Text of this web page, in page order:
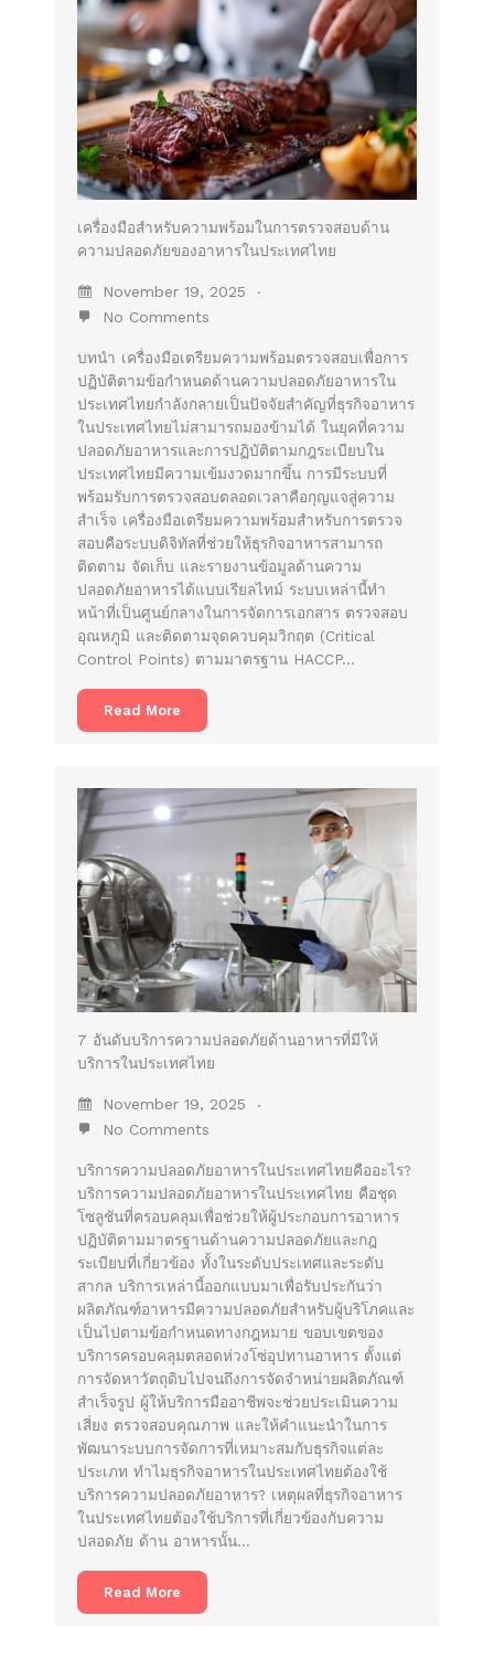
เครื่องมือสำหรับความพร้อมในการตรวจสอบด้าน
ความปลอดภัยของอาหารในประเทศไทย
November 19, 2025
No Comments
บทนำ เครื่องมือเตรียมความพร้อมตรวจสอบเพื่อการ
ปฏิบัติตามข้อกำหนดด้านความปลอดภัยอาหารใน
ประเทศไทยกำลังกลายเป็นปัจจัยสำคัญที่ธุรกิจอาหาร
ในประเทศไทยไม่สามารถมองข้ามได้ ในยุคที่ความ
ปลอดภัยอาหารและการปฏิบัติตามกฎระเบียบใน
ประเทศไทยมีความเข้มงวดมากขึ้น การมีระบบที่
พร้อมรับการตรวจสอบตลอดเวลาคือกุญแจสู่ความ
สำเร็จ เครื่องมือเตรียมความพร้อมสำหรับการตรวจ
สอบคือระบบดิจิทัลที่ช่วยให้ธุรกิจอาหารสามารถ
ติดตาม จัดเก็บ และรายงานข้อมูลด้านความ
ปลอดภัยอาหารได้แบบเรียลไทม์ ระบบเหล่านี้ทำ
หน้าที่เป็นศูนย์กลางในการจัดการเอกสาร ตรวจสอบ
อุณหภูมิ และติดตามจุดควบคุมวิกฤต (Critical
Control Points) ตามมาตรฐาน HACCP…
Read More
7 อันดับบริการความปลอดภัยด้านอาหารที่มีให้
บริการในประเทศไทย
November 19, 2025
No Comments
บริการความปลอดภัยอาหารในประเทศไทยคืออะไร?
บริการความปลอดภัยอาหารในประเทศไทย คือชุด
โซลูชันที่ครอบคลุมเพื่อช่วยให้ผู้ประกอบการอาหาร
ปฏิบัติตามมาตรฐานด้านความปลอดภัยและกฎ
ระเบียบที่เกี่ยวข้อง ทั้งในระดับประเทศและระดับ
สากล บริการเหล่านี้ออกแบบมาเพื่อรับประกันว่า
ผลิตภัณฑ์อาหารมีความปลอดภัยสำหรับผู้บริโภคและ
เป็นไปตามข้อกำหนดทางกฎหมาย ขอบเขตของ
บริการครอบคลุมตลอดห่วงโซ่อุปทานอาหาร ตั้งแต่
การจัดหาวัตถุดิบไปจนถึงการจัดจำหน่ายผลิตภัณฑ์
สำเร็จรูป ผู้ให้บริการมืออาชีพจะช่วยประเมินความ
เสี่ยง ตรวจสอบคุณภาพ และให้คำแนะนำในการ
พัฒนาระบบการจัดการที่เหมาะสมกับธุรกิจแต่ละ
ประเภท ทำไมธุรกิจอาหารในประเทศไทยต้องใช้
บริการความปลอดภัยอาหาร? เหตุผลที่ธุรกิจอาหาร
ในประเทศไทยต้องใช้บริการที่เกี่ยวข้องกับความ
ปลอดภัย ด้าน อาหารนั้น…
Read More